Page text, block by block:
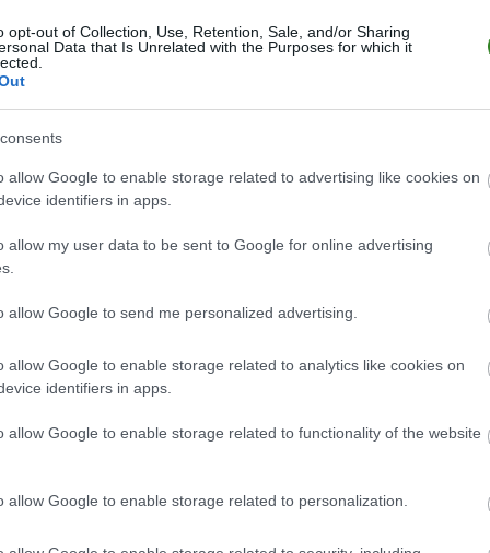
opt-out of Collection, Use, Retention, Sale, and/or Sharing
Data that Is Unrelated with the Purposes for which it
allow Google to enable storage related to advertising like cookies on
identifiers in apps.
allow my user data to be sent to Google for online advertising
allow Google to send me personalized advertising.
allow Google to enable storage related to analytics like cookies on
identifiers in apps.
allow Google to enable storage related to functionality of the website
allow Google to enable storage related to personalization.
W. Figurski
meczowe. Relacja LIVE - jeśli dostępna pojawi się poniżej.